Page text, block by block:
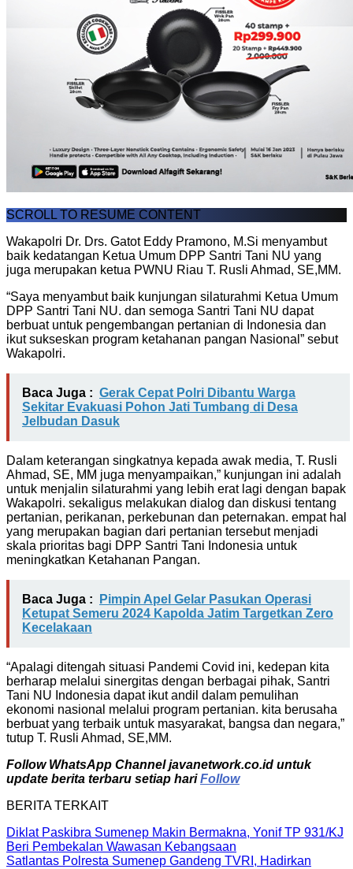
SCROLL TO RESUME CONTENT
Wakapolri Dr. Drs. Gatot Eddy Pramono, M.Si menyambut
baik kedatangan Ketua Umum DPP Santri Tani NU yang
juga merupakan ketua PWNU Riau T. Rusli Ahmad, SE,MM.
“Saya menyambut baik kunjungan silaturahmi Ketua Umum
DPP Santri Tani NU. dan semoga Santri Tani NU dapat
berbuat untuk pengembangan pertanian di Indonesia dan
ikut sukseskan program ketahanan pangan Nasional” sebut
Wakapolri.
Baca Juga : Gerak Cepat Polri Dibantu Warga
Sekitar Evakuasi Pohon Jati Tumbang di Desa
Jelbudan Dasuk
Dalam keterangan singkatnya kepada awak media, T. Rusli
Ahmad, SE, MM juga menyampaikan,” kunjungan ini adalah
untuk menjalin silaturahmi yang lebih erat lagi dengan bapak
Wakapolri. sekaligus melakukan dialog dan diskusi tentang
pertanian, perikanan, perkebunan dan peternakan. empat hal
yang merupakan bagian dari pertanian tersebut menjadi
skala prioritas bagi DPP Santri Tani Indonesia untuk
meningkatkan Ketahanan Pangan.
Baca Juga :
Pimpin Apel Gelar Pasukan Operasi
Ketupat Semeru 2024 Kapolda Jatim Targetkan Zero
Kecelakaan
“Apalagi ditengah situasi Pandemi Covid ini, kedepan kita
berharap melalui sinergitas dengan berbagai pihak, Santri
Tani NU Indonesia dapat ikut andil dalam pemulihan
ekonomi nasional melalui program pertanian. kita berusaha
berbuat yang terbaik untuk masyarakat, bangsa dan negara,”
tutup T. Rusli Ahmad, SE,MM.
Follow WhatsApp Channel javanetwork.co.id untuk
update berita terbaru setiap hariFollow
BERITA TERKAIT
Diklat Paskibra Sumenep Makin Bermakna, Yonif TP 931/KJ
Beri Pembekalan Wawasan Kebangsaan
Satlantas Polresta Sumenep Gandeng TVRI, Hadirkan